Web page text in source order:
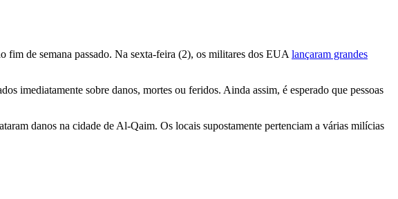
fim de semana passado. Na sexta-feira (2), os militares dos EUA lançaram grandes
imediatamente sobre danos, mortes ou feridos. Ainda assim, é esperado que pessoas
danos na cidade de Al-Qaim. Os locais supostamente pertenciam a várias milícias